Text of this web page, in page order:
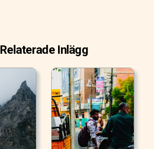
Relaterade Inlägg